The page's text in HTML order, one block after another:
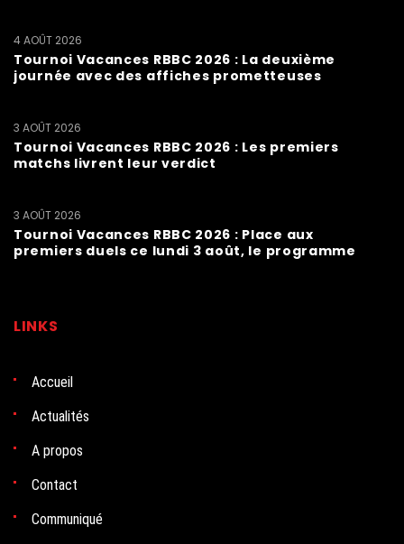
Tournoi Vacances RBBC 2026 : La deuxième
journée avec des affiches prometteuses
4 AOÛT 2026
Tournoi Vacances RBBC 2026 : Les premiers
matchs livrent leur verdict
3 AOÛT 2026
Tournoi Vacances RBBC 2026 : Place aux
premiers duels ce lundi 3 août, le programme
3 AOÛT 2026
LINKS
Accueil
Actualités
A propos
Contact
Communiqué